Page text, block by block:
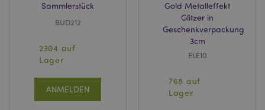
Sammlerstück
BUD212
2304 auf
Lager
ANMELDEN
Gold Metalleffekt
Glitzer in
Geschenkverpackung
3cm
ELE10
768 auf
Lager